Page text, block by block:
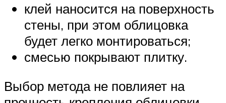
клей наносится на поверхность
стены, при этом облицовка
будет легко монтироваться;
смесью покрывают плитку.
Выбор метода не повлияет на